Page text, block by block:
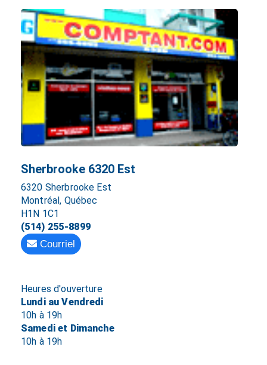
Sherbrooke 6320 Est
6320 Sherbrooke Est
Montréal, Québec
H1N 1C1
(514) 255-8899
Courriel
Heures d'ouverture
Lundi au Vendredi
10h à 19h
Samedi et Dimanche
10h à 19h